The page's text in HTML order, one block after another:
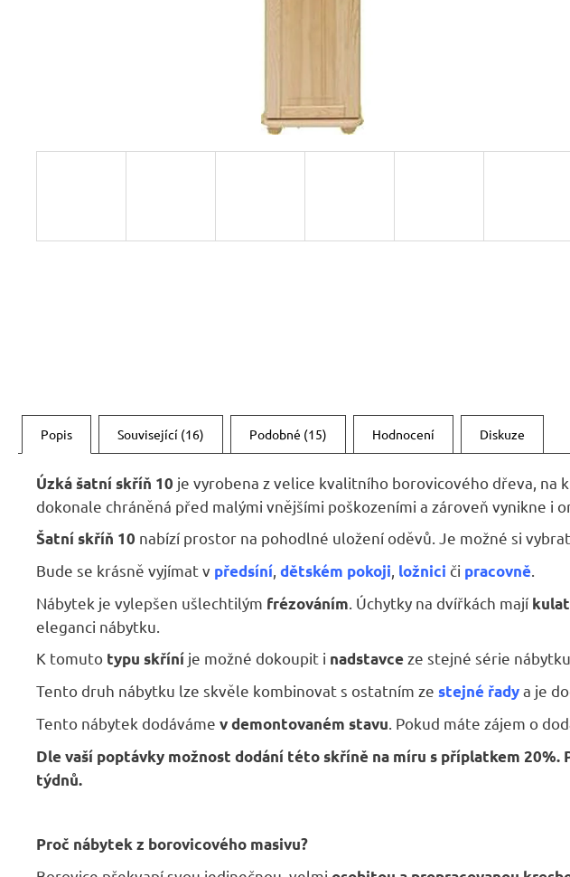
Popis Související (16) Podobné (15) Hodnocení Diskuze
Úzká šatní skříň 10 je vyrobena z velice kvalitního borovicového dřeva, na
dokonale chráněná před malými vnějšími poškozeními a zároveň vynikne i
Šatní skříň 10 nabízí prostor na pohodlné uložení oděvů. Je možné si
Bude se krásně vyjímat v předsíní dětském pokoji ložnici či pracovně
Nábytek je vylepšen ušlechtilým frézováním . Úchytky na dvířkách mají
eleganci nábytku.
K tomuto typu skříní je možné dokoupit i nadstavceze stejné série nábytku.
Tento druh nábytku lze skvěle kombinovat s ostatním ze stejné řadya je
Tento nábytek dodáváme v demontovaném stavu . Pokud máte zájem o
Dle vaší poptávky možnost dodání této skříně na míru s příplatkem 20%.
týdnů.
Proč nábytek z borovicového masivu?